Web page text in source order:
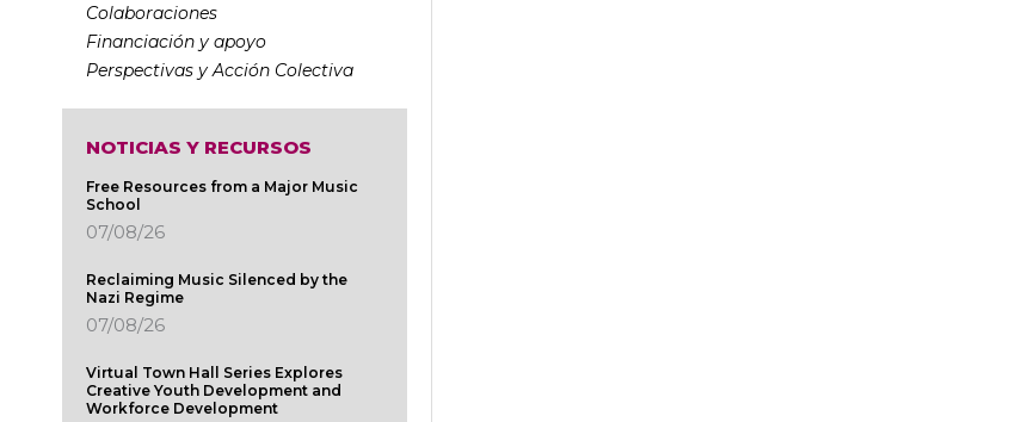
Colaboraciones
Financiación y apoyo
Perspectivas y Acción Colectiva
NOTICIAS Y RECURSOS
Free Resources from a Major Music
School
07/08/26
Reclaiming Music Silenced by the
Nazi Regime
07/08/26
Virtual Town Hall Series Explores
Creative Youth Development and
Workforce Development